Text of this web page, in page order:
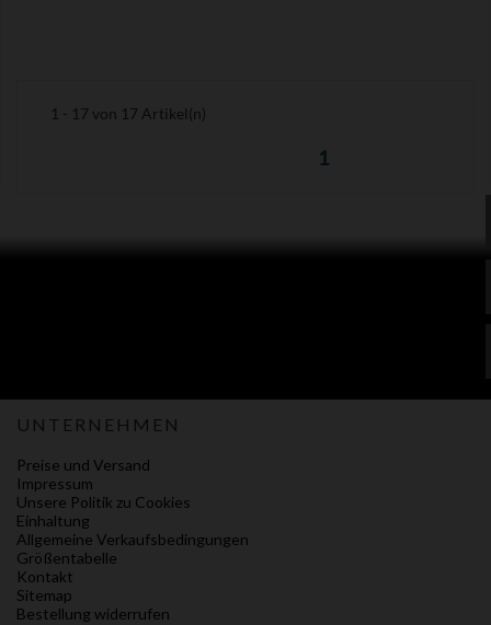
1 - 17 von 17 Artikel(n)
1
UNTERNEHMEN
Preise und Versand
Impressum
Unsere Politik zu Cookies
Einhaltung
Allgemeine Verkaufsbedingungen
Größentabelle
Kontakt
Sitemap
Bestellung widerrufen